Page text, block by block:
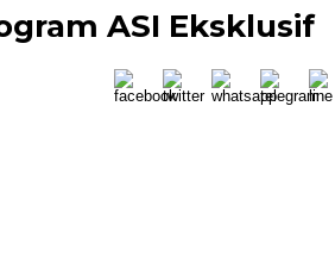
ASI Eksklusif